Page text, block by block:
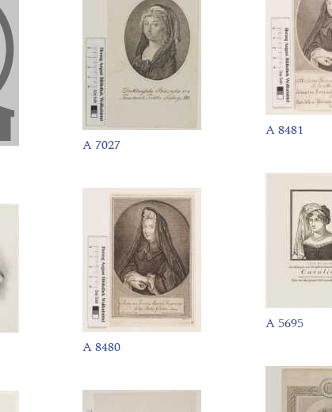
A 7027
A 8480
A 8481
A 5695